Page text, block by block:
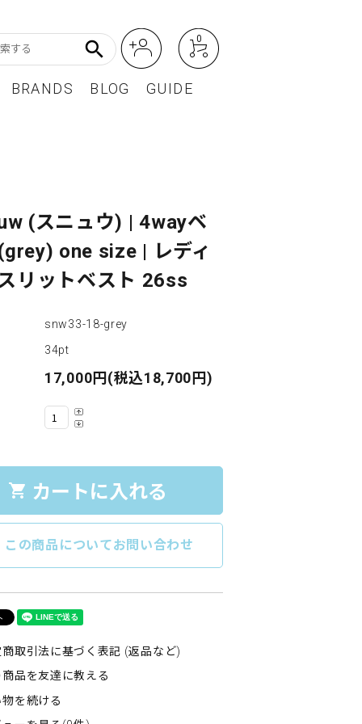
search 0
レディースファッション
BEST SELLER / ベストセラー
BRANDS BLOG GUIDE
(スニュウ) | 4wayベ
one size | レディ
リットベスト 26ss
snw33-18-grey
34pt
17,000円(税込18,700円)
shopping_cart カートに入れる
この商品についてお問い合わせ
商取引法に基づく表記 (返品など)
商品を友達に教える
物を続ける